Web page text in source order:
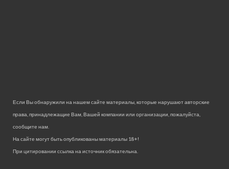
Если Вы обнаружили на нашем сайте материалы, которые нарушают авторские
права, принадлежащие Вам, Вашей компании или организации, пожалуйста,
сообщите нам.
На сайте могут быть опубликованы материалы 18+!
При цитировании ссылка на источник обязательна.